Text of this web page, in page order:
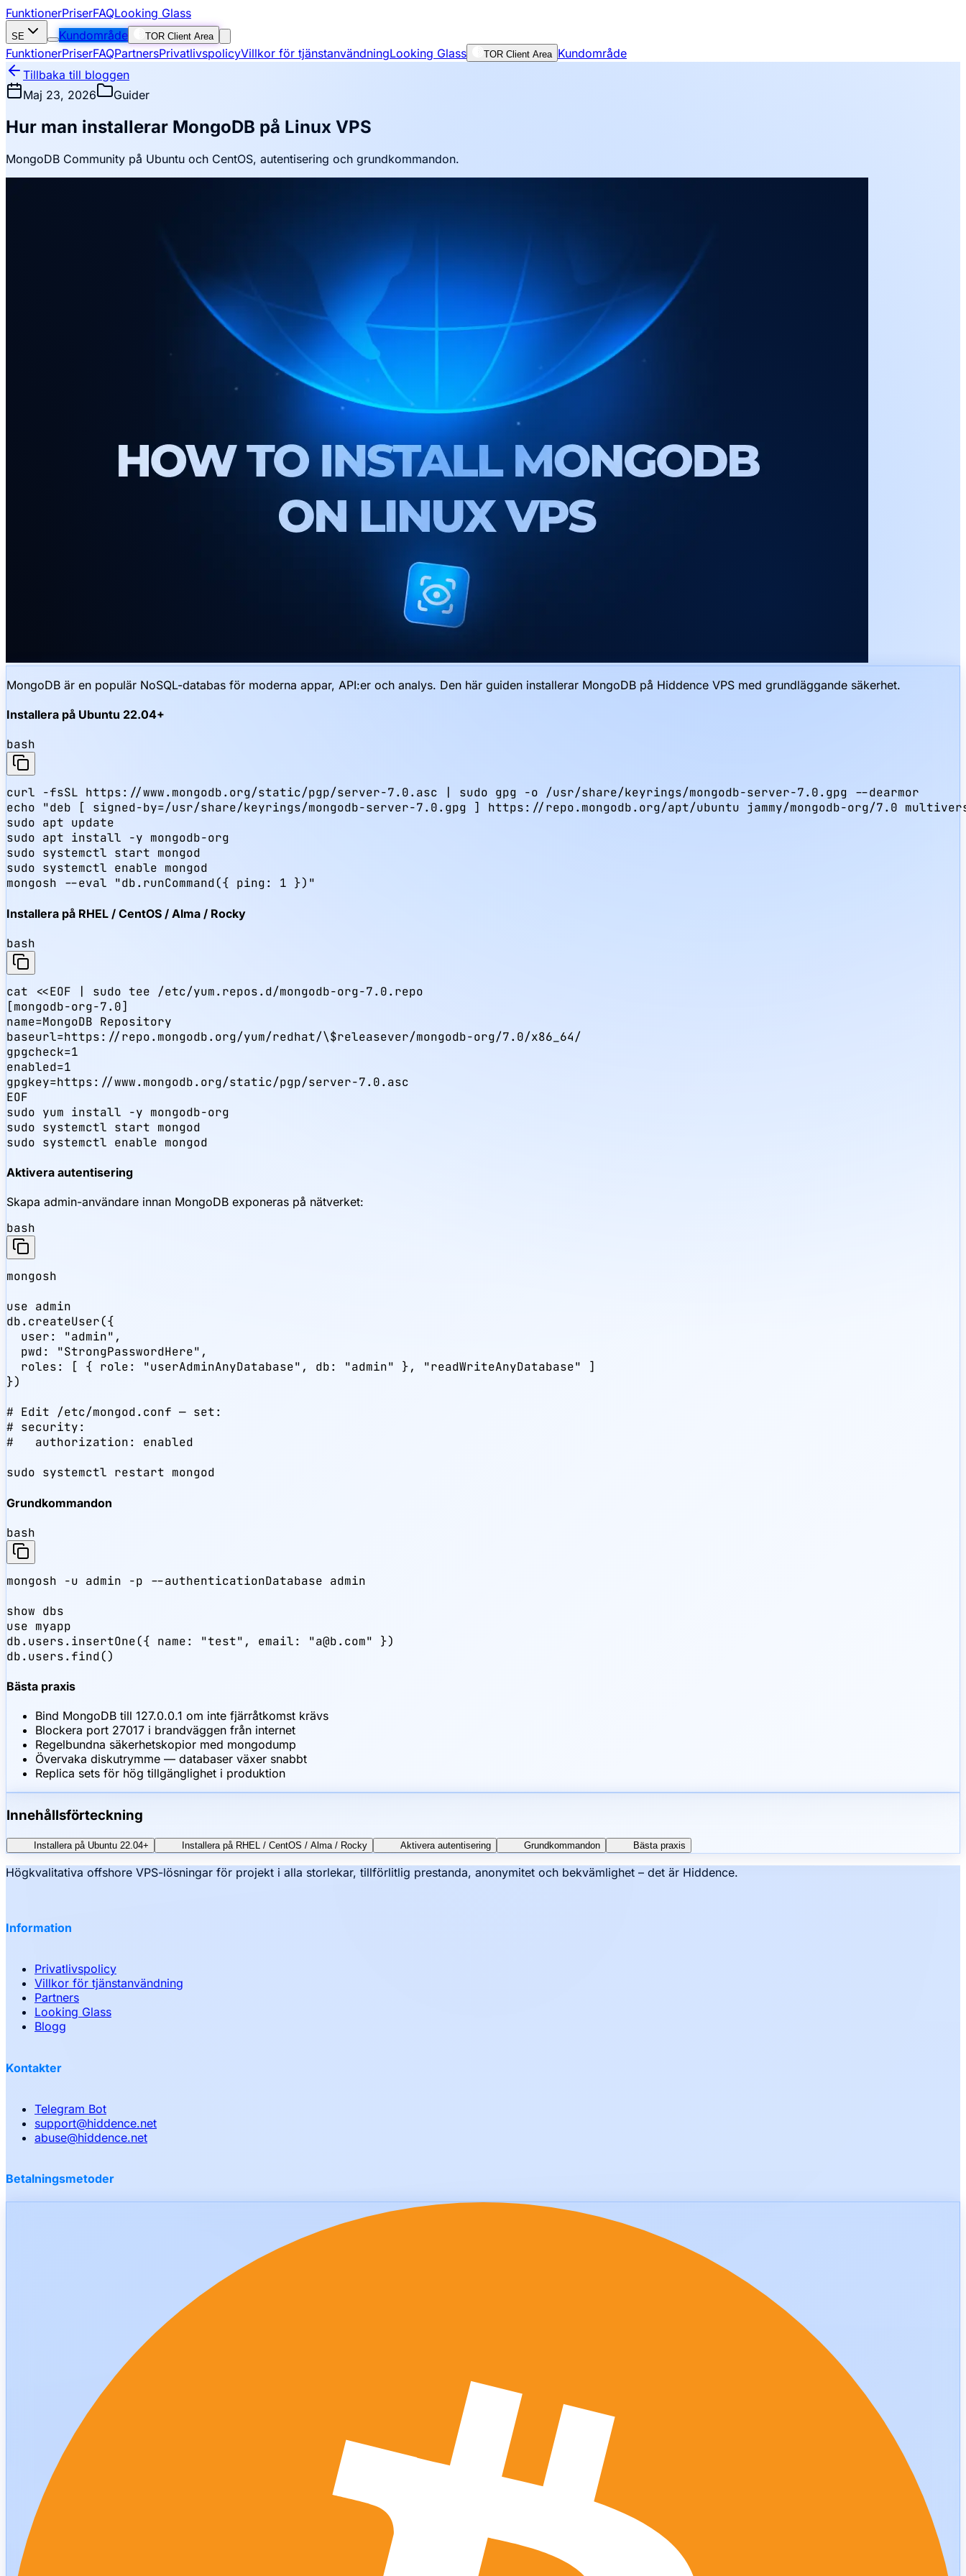
FunktionerPriserFAQLooking Glass
SE Kundområde TOR Client Area
FunktionerPriserFAQPartnersPrivatlivspolicyVillkor för tjänstanvändningLooking Glass TOR Client Area Kundområde
Tillbaka till bloggen
Maj 23, 2026
Guider
Hur man installerar MongoDB på Linux VPS
MongoDB Community på Ubuntu och CentOS, autentisering och grundkommandon.
MongoDB är en populär NoSQL-databas för moderna appar, API:er och analys. Den här guiden installerar MongoDB på Hiddence VPS med grundläggande säkerhet.
Installera på Ubuntu 22.04+
bash
curl -fsSL https://www.mongodb.org/static/pgp/server-7.0.asc | sudo gpg -o /usr/share/keyrings/mongodb-server-7.0.gpg --dearmor
echo "deb [ signed-by=/usr/share/keyrings/mongodb-server-7.0.gpg ] https://repo.mongodb.org/apt/ubuntu jammy/mongodb-org/7.0
sudo apt update
sudo apt install -y mongodb-org
sudo systemctl start mongod
sudo systemctl enable mongod
mongosh --eval "db.runCommand({ ping: 1 })"
Installera på RHEL / CentOS / Alma / Rocky
bash
cat <<EOF | sudo tee /etc/yum.repos.d/mongodb-org-7.0.repo
[mongodb-org-7.0]
name=MongoDB Repository
baseurl=https://repo.mongodb.org/yum/redhat/\$releasever/mongodb-org/7.0/x86_64/
gpgcheck=1
enabled=1
gpgkey=https://www.mongodb.org/static/pgp/server-7.0.asc
EOF
sudo yum install -y mongodb-org
sudo systemctl start mongod
sudo systemctl enable mongod
Aktivera autentisering
Skapa admin-användare innan MongoDB exponeras på nätverket:
bash
mongosh
use admin
db.createUser({
  user: "admin",
  pwd: "StrongPasswordHere",
  roles: [ { role: "userAdminAnyDatabase", db: "admin" }, "readWriteAnyDatabase" ]
})
# Edit /etc/mongod.conf — set:
# security:
#   authorization: enabled
sudo systemctl restart mongod
Grundkommandon
bash
mongosh -u admin -p --authenticationDatabase admin
show dbs
use myapp
db.users.insertOne({ name: "test", email: "a@b.com" })
db.users.find()
Bästa praxis
Bind MongoDB till 127.0.0.1 om inte fjärråtkomst krävs
Blockera port 27017 i brandväggen från internet
Regelbundna säkerhetskopior med mongodump
Övervaka diskutrymme — databaser växer snabbt
Replica sets för hög tillgänglighet i produktion
Innehållsförteckning
Installera på Ubuntu 22.04+ Installera på RHEL / CentOS / Alma / Rocky Aktivera autentisering Grundkommandon Bästa praxis
Högkvalitativa offshore VPS-lösningar för projekt i alla storlekar, tillförlitlig prestanda, anonymitet och bekvämlighet – det är Hiddence.
Information
Privatlivspolicy
Villkor för tjänstanvändning
Partners
Looking Glass
Blogg
Kontakter
Telegram Bot
support@hiddence.net
abuse@hiddence.net
Betalningsmetoder